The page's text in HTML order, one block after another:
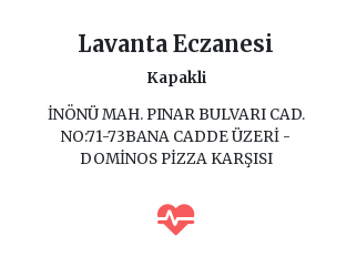
Lavanta Eczanesi
Kapakli
İNÖNÜ MAH. PINAR BULVARI CAD.
NO:71-73BANA CADDE ÜZERİ -
DOMİNOS PİZZA KARŞISI